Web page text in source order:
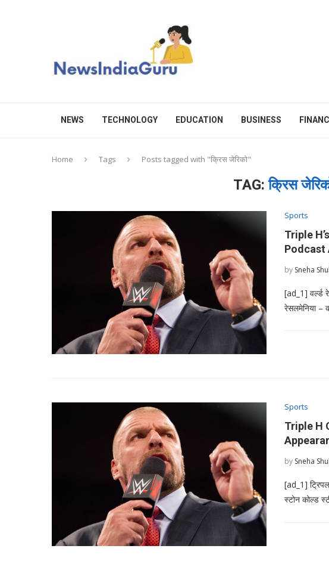
NEWS TECHNOLOGY EDUCATION BUSINESS
Home Tags Posts tagged with "क्रिस जेरिको"
TAG:क्रिस
Sports
Triple
Podcast
by Sneha
[ad_1] वर्ल्ड
रेसलमेनिया –
Sports
Triple H
by Sneha
[ad_1]
स्टोन कोल्ड